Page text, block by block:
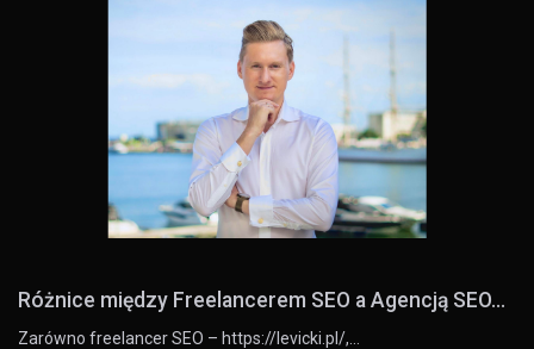
Różnice między Freelancerem SEO a Agencją SEO...
Zarówno freelancer SEO – https://levicki.pl/,…